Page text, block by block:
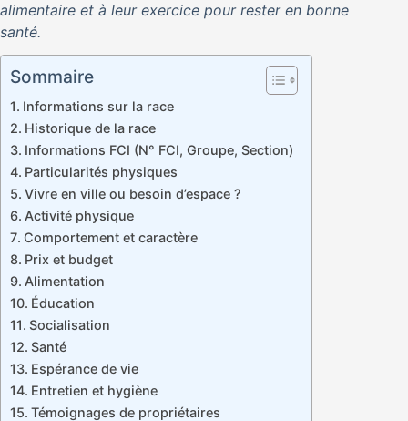
alimentaire et à leur exercice pour rester en bonne
santé.
Sommaire
Informations sur la race
Historique de la race
Informations FCI (N° FCI, Groupe, Section)
Particularités physiques
Vivre en ville ou besoin d’espace ?
Activité physique
Comportement et caractère
Prix et budget
Alimentation
Éducation
Socialisation
Santé
Espérance de vie
Entretien et hygiène
Témoignages de propriétaires